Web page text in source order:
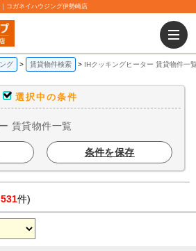
コガネイハウジング伊勢崎店
グ 賃貸物件検索 IHクッキングヒーター 賃貸物件一
選択中の条件
賃貸物件一覧
条件を保存
531件)